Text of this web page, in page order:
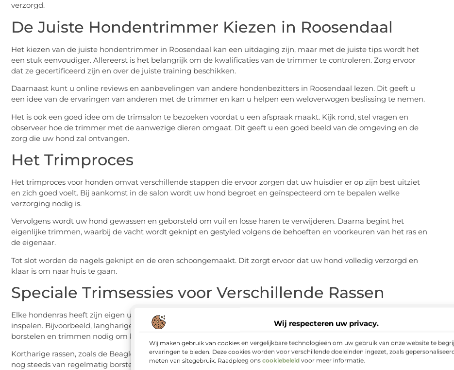
Wij respecteren uw privacy.
Wij maken gebruik van cookies en vergelijkbare technologieën om uw gebruik van onze website te
ervaringen te bieden. Deze cookies worden voor verschillende doeleinden ingezet, zoals
meten van sitegebruik. Raadpleeg ons cookiebeleid voor meer informatie.
verzorgd.
De Juiste Hondentrimmer Kiezen in Roosendaal
Het kiezen van de juiste hondentrimmer in Roosendaal kan een uitdaging zijn, maar met de juiste tips wordt het
een stuk eenvoudiger. Allereerst is het belangrijk om de kwalificaties van de trimmer te controleren. Zorg ervoor
dat ze gecertificeerd zijn en over de juiste training beschikken.
Daarnaast kunt u online reviews en aanbevelingen van andere hondenbezitters in Roosendaal lezen. Dit geeft u
een idee van de ervaringen van anderen met de trimmer en kan u helpen een weloverwogen beslissing te nemen.
Het is ook een goed idee om de trimsalon te bezoeken voordat u een afspraak maakt. Kijk rond, stel vragen en
observeer hoe de trimmer met de aanwezige dieren omgaat. Dit geeft u een goed beeld van de omgeving en de
zorg die uw hond zal ontvangen.
Het Trimproces
Het trimproces voor honden omvat verschillende stappen die ervoor zorgen dat uw huisdier er op zijn best uitziet
en zich goed voelt. Bij aankomst in de salon wordt uw hond begroet en geïnspecteerd om te bepalen welke
verzorging nodig is.
Vervolgens wordt uw hond gewassen en geborsteld om vuil en losse haren te verwijderen. Daarna begint het
eigenlijke trimmen, waarbij de vacht wordt geknipt en gestyled volgens de behoeften en voorkeuren van het ras en
de eigenaar.
Tot slot worden de nagels geknipt en de oren schoongemaakt. Dit zorgt ervoor dat uw hond volledig verzorgd en
klaar is om naar huis te gaan.
Speciale Trimsessies voor Verschillende Rassen
Elke hondenras heeft zijn eigen unieke trimbehoeften, en een professionele hondentrimmer kan hier perfect op
inspelen. Bijvoorbeeld, langharige rassen zoals de Shih Tzu of de Afghaanse Windhond hebben regelmatig
borstelen en trimmen nodig om klitten te voorkomen.
Kortharige rassen, zoals de Beagle, hebben misschien minder vaak een volledige trimsessie nodig, maar profiteren
nog steeds van regelmatig borstelen en baden om hun vacht glanzend en gezond te houden. Daarnaast hebben